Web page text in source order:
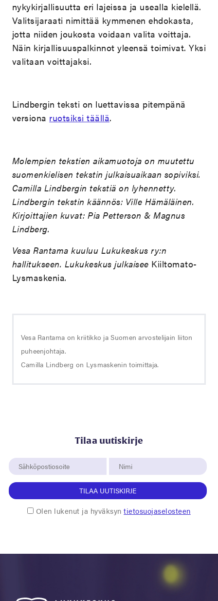
nykykirjallisuutta eri lajeissa ja usealla kielellä.
Valitsijaraati nimittää kymmenen ehdokasta,
jotta niiden joukosta voidaan valita voittaja.
Näin kirjallisuuspalkinnot yleensä toimivat. Yksi
valitaan voittajaksi.
Lindbergin teksti on luettavissa pitempänä
versiona ruotsiksi täällä.
Molempien tekstien aikamuotoja on muutettu
suomenkielisen tekstin julkaisuaikaan sopiviksi.
Camilla Lindbergin tekstiä on lyhennetty.
Lindbergin tekstin käännös: Ville Hämäläinen.
Kirjoittajien kuvat: Pia Petterson & Magnus
Lindberg.
Vesa Rantama kuuluu Lukukeskus ry:n
hallitukseen. Lukukeskus julkaisee Kiiltomato-
Lysmaskenia.
Vesa Rantama on kriitikko ja Suomen arvostelijain liiton
puheenjohtaja.
Camilla Lindberg on Lysmaskenin toimittaja.
Tilaa uutiskirje
TILAA UUTISKIRJE
Olen lukenut ja hyväksyntietosuojaselosteen